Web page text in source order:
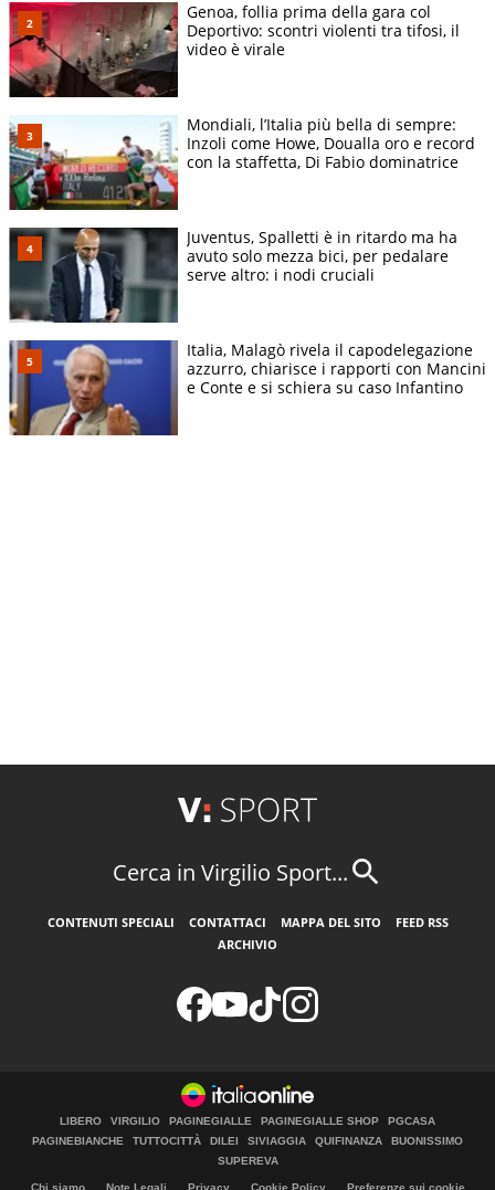
Genoa, follia prima della gara col
Deportivo: scontri violenti tra tifosi, il
video è virale
Mondiali, l’Italia più bella di sempre:
Inzoli come Howe, Doualla oro e record
con la staffetta, Di Fabio dominatrice
Juventus, Spalletti è in ritardo ma ha
avuto solo mezza bici, per pedalare
serve altro: i nodi cruciali
Italia, Malagò rivela il capodelegazione
azzurro, chiarisce i rapporti con Mancini
e Conte e si schiera su caso Infantino
Cerca in Virgilio Sport...
CONTENUTI SPECIALI CONTATTACI MAPPA DEL SITO
FEED RSS
ARCHIVIO
LIBERO VIRGILIO PAGINEGIALLE PAGINEGIALLE SHOP
PGCASA
PAGINEBIANCHE
TUTTOCITTÀ DILEI SIVIAGGIA QUIFINANZA
BUONISSIMO
SUPEREVA